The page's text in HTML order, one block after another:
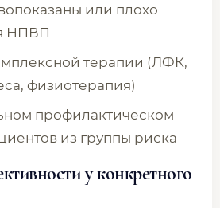
или плохо
НПВП
терапии (ЛФК,
физиотерапия)
профилактическом
из группы риска
у конкретного